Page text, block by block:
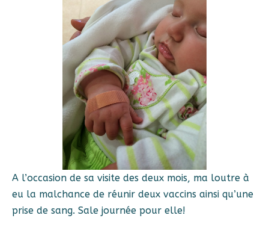
A l’occasion de sa visite des deux mois, ma loutre à
eu la malchance de réunir deux vaccins ainsi qu’une
prise de sang. Sale journée pour elle!